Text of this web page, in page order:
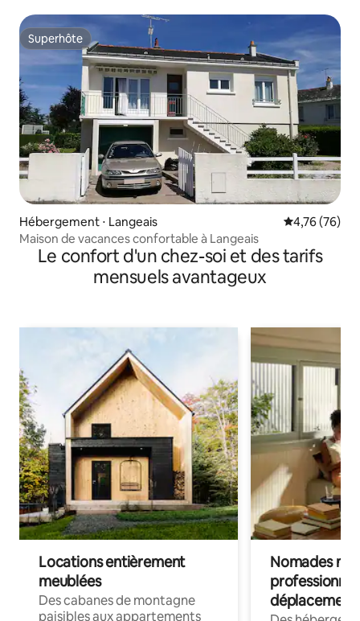
Superhôte
Superhôte
Hébergement ⋅ Langeais Évaluation
4,76 (76)
Maison de vacances confortable à Langeais
Le confort d'un chez-soi et des tarifs
mensuels avantageux
Locations entièrement
meublées
Des cabanes de montagne
paisibles aux appartements
Nomades
déplacement